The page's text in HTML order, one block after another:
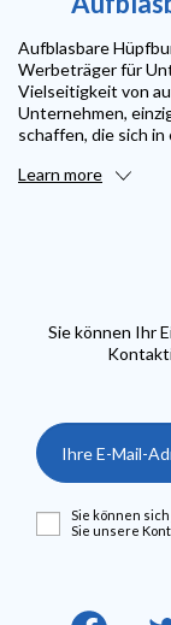
Sie können Ihr
Sie können
Sie unsere
Aufblasbare
Werbeträger für
Vielseitigkeit von
Unternehmen,
schaffen, die sich
Learn more